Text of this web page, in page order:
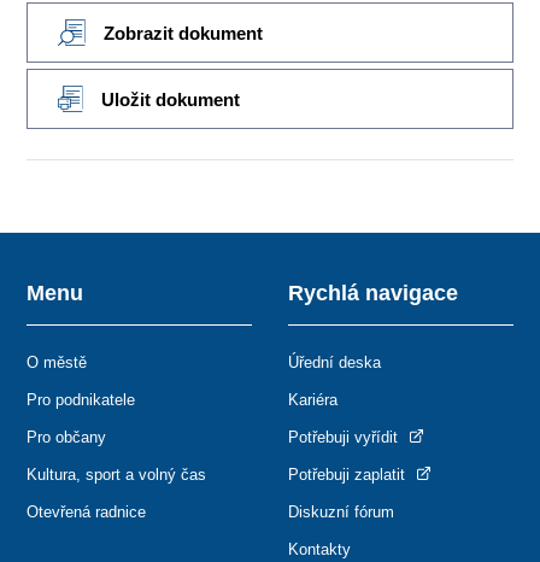
Zobrazit dokument
Uložit dokument
Menu
O městě
Pro podnikatele
Pro občany
Kultura, sport a volný čas
Otevřená radnice
Rychlá navigace
Úřední deska
Kariéra
Potřebuji vyřídit
Potřebuji zaplatit
Diskuzní fórum
Kontakty